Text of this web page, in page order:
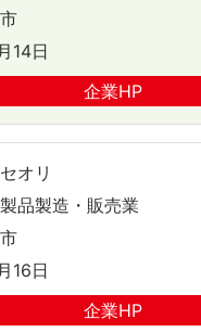
14日
企業HP
オリ
品製造・販売業
16日
企業HP